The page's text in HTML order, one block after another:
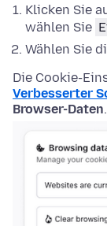
Klicken Sie
wählen Sie
Wählen Sie
Die Cookie-
Verbesserter
Browser-Daten.